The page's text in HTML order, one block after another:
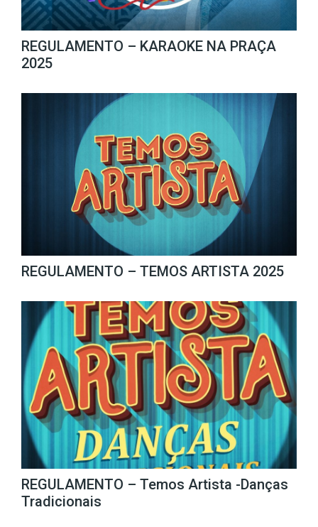
REGULAMENTO – KARAOKE NA PRAÇA
2025
REGULAMENTO – TEMOS ARTISTA 2025
REGULAMENTO – Temos Artista -Danças
Tradicionais